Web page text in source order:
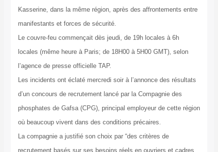
Kasserine, dans la même région, après des affrontements entre
manifestants et forces de sécurité.
Le couvre-feu commençait dès jeudi, de 19h locales à 6h
locales (même heure à Paris; de 18H00 à 5H00 GMT), selon
l’agence de presse officielle TAP.
Les incidents ont éclaté mercredi soir à l’annonce des résultats
d’un concours de recrutement lancé par la Compagnie des
phosphates de Gafsa (CPG), principal employeur de cette région
où beaucoup vivent dans des conditions précaires.
La compagnie a justifié son choix par “des critères de
recrutement basés sur ses besoins réels en ouvriers et cadres